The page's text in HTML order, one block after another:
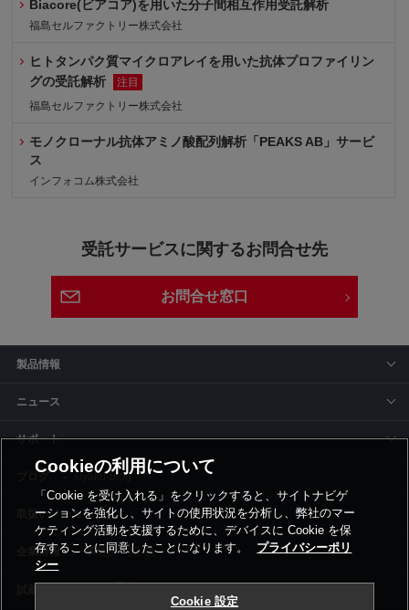
Biacore(ビアコア)を用いた分子間相互作用受託解析
福島セルファクトリー株式会社
ヒトタンパク質マイクロアレイを用いた抗体プロファイリン
グの受託解析
注目
福島セルファクトリー株式会社
モノクローナル抗体アミノ酸配列解析「PEAKS AB」サービ
ス
インフォコム株式会社
受託サービスに関するお問合せ先
お問合せ窓口
製品情報
ニュース
サポート
siyaku-blog
取扱いメーカー
事業所一覧
Cookieの利用について
「Cookie を受け入れる」をクリックすると、サイトナビゲ
ーションを強化し、サイトの使用状況を分析し、弊社のマー
ケティング活動を支援するために、デバイスに Cookie を保
存することに同意したことになります。
プライバシーポリ
シー
Cookie 設定